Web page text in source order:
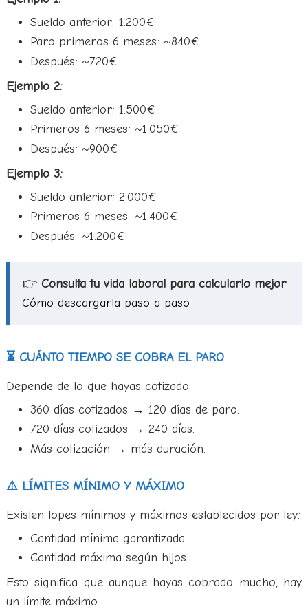
Sueldo anterior: 1.200€
Paro primeros 6 meses: ~840€
Después: ~720€
Ejemplo 2:
Sueldo anterior: 1.500€
Primeros 6 meses: ~1.050€
Después: ~900€
Ejemplo 3:
Sueldo anterior: 2.000€
Primeros 6 meses: ~1.400€
Después: ~1.200€
👉 Consulta tu vida laboral para calcularlo mejor
Cómo descargarla paso a paso
⏳ CUÁNTO TIEMPO SE COBRA EL PARO
Depende de lo que hayas cotizado:
360 días cotizados → 120 días de paro.
720 días cotizados → 240 días.
Más cotización → más duración.
⚠️ LÍMITES MÍNIMO Y MÁXIMO
Existen topes mínimos y máximos establecidos por ley:
Cantidad mínima garantizada.
Cantidad máxima según hijos.
Esto significa que aunque hayas cobrado mucho, hay
un límite máximo.